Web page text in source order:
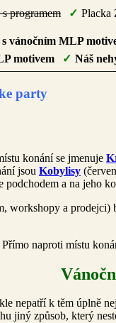
programem Placka
vánočním MLP
motivem
Náš
party
konání se jmenuje
jsou Kobylisy
a na jeho
a
naproti místu
nepatří k těm úplně
jiný způsob, který